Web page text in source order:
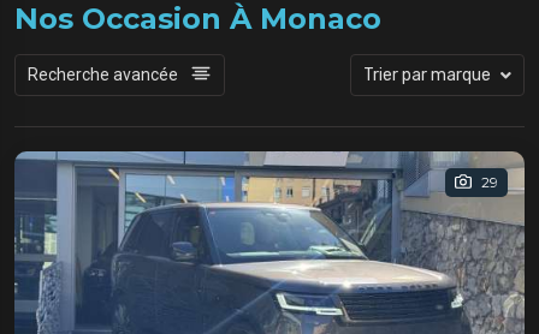
Nos Occasion À Monaco
Trier par marque
Recherche avancée
29